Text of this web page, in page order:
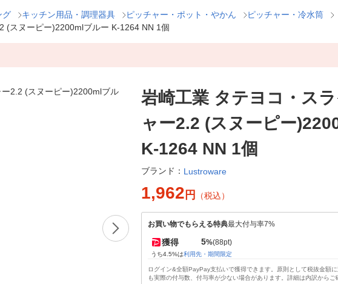
グ キッチン用品・調理器具 ピッチャー・ポット・やかん
ピッチャー・冷水筒
(スヌーピー)2200mlブルー K-1264 NN 1個
岩崎工業 タテヨコ・ス
ャー2.2 (スヌーピー
K-1264 NN 1個
ブランド： Lustroware
1,962 円 （税込）
お買い物でもらえる特典最大付与率7%
獲得 5%(88pt)
うち4.5%は利用先・期間限定
ログイン&全額PayPay支払いで獲得できます。原則として税抜金額
も実際の付与数、付与率が少ない場合があります。詳細は内訳からご